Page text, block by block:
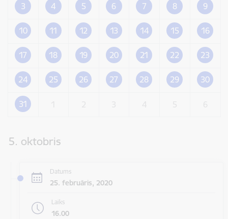
3 4 5 6 7 8 9
10 11 12 13 14 15 16
17 18 19 20 21 22 23
24 25 26 27 28 29 30
31
5. oktobris
Datums
25. februāris, 2020
Laiks
16.00